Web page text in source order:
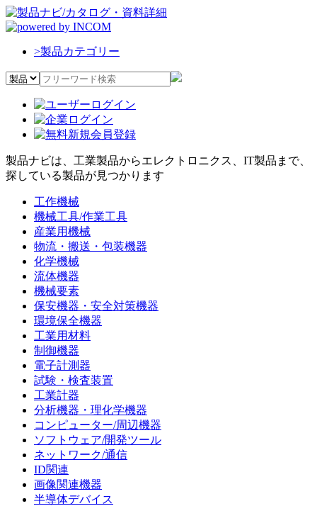
>製品カテゴリー
製品ナビは、工業製品からエレクトロニクス、IT製品まで、
探している製品が見つかります
工作機械
機械工具/作業工具
産業用機械
物流・搬送・包装機器
化学機械
流体機器
機械要素
保安機器・安全対策機器
環境保全機器
工業用材料
制御機器
電子計測器
試験・検査装置
工業計器
分析機器・理化学機器
コンピューター/周辺機器
ソフトウェア/開発ツール
ネットワーク/通信
ID関連
画像関連機器
半導体デバイス